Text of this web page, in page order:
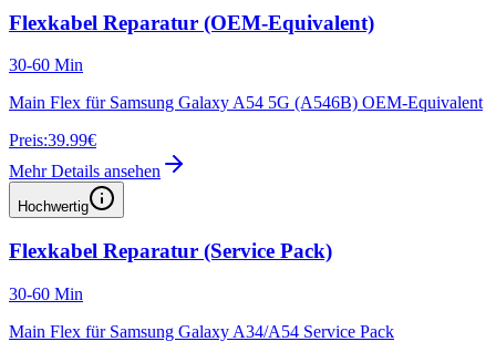
Flexkabel Reparatur (OEM-Equivalent)
30-60 Min
Main Flex für Samsung Galaxy A54 5G (A546B) OEM-Equivalent
Preis:39.99€
Mehr Details ansehen
Hochwertig
Flexkabel Reparatur (Service Pack)
30-60 Min
Main Flex für Samsung Galaxy A34/A54 Service Pack